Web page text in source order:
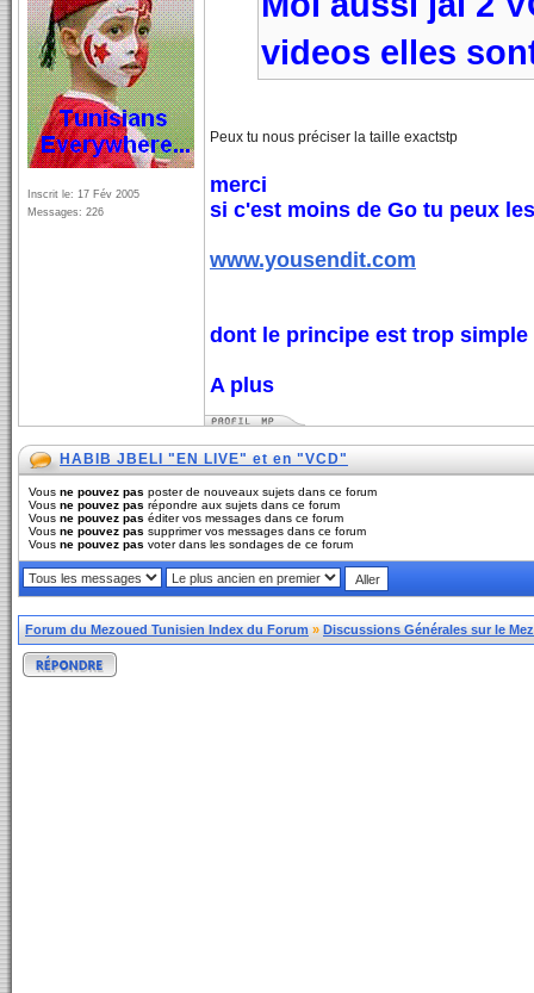
Inscrit le: 17 Fév 2005
Messages: 226
videos elles
Peux tu nous préciser la taille exactstp
merci
si c'est moins de Go tu peux
www.yousendit.com
dont le principe est trop simple
A plus
HABIB JBELI "EN LIVE" et en "VCD"
Vous ne pouvez pas poster de nouveaux sujets dans ce forum
Vous ne pouvez pas répondre aux sujets dans ce forum
Vous ne pouvez pas éditer vos messages dans ce forum
Vous ne pouvez pas supprimer vos messages dans ce forum
Vous ne pouvez pas voter dans les sondages de ce forum
Forum du Mezoued Tunisien Index du Forum » Discussions Générales sur le